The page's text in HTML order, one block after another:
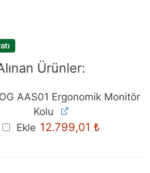
Ürünler:
AAS01 Ergonomik Monitör
Kolu
Ekle 12.799,01 ₺